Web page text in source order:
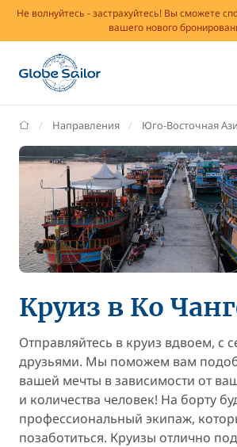
Не волнуйтесь - застрахуйтесь! Вы сможете
вашего нового
GlobeSailor
Направления Юго-Восточная
Круиз в Ко
Отправляйтесь в круиз вдвоем, с
друзьями. Мы поможем вам
вашей мечты в зависимости от
и количества человек! На борту
профессиональный экипаж,
позаботиться. Круизы отлично